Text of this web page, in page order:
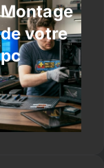
Montage
de votre
pc